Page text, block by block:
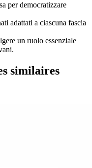
per democratizzare
adattati a ciascuna fascia
un ruolo essenziale
similaires